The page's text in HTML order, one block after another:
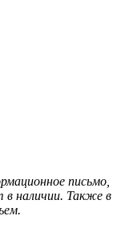
письмо,
в наличии. Также в